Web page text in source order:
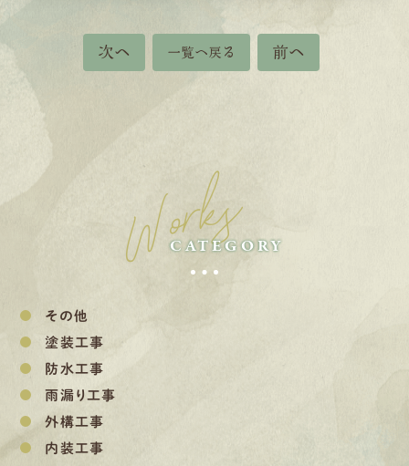
次へ 一覧へ戻る 前へ
Works
CATEGORY
その他
塗装工事
防水工事
雨漏り工事
外構工事
内装工事